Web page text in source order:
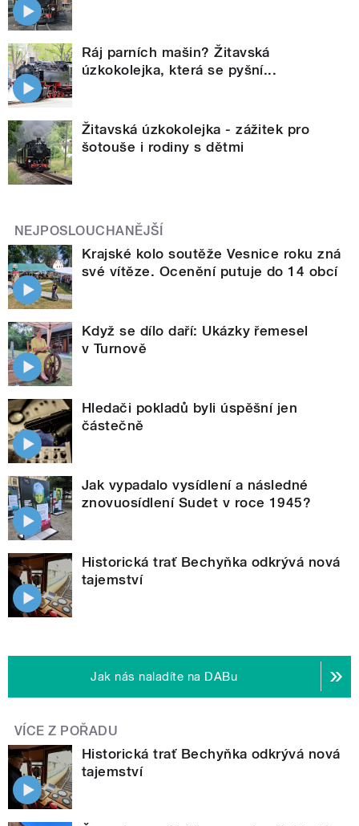
Ráj parních mašin? Žitavská
úzkokolejka, která se pyšní...
Žitavská úzkokolejka - zážitek pro
šotouše i rodiny s dětmi
NEJPOSLOUCHANĚJŠÍ
Krajské kolo soutěže Vesnice roku zná
své vítěze. Ocenění putuje do 14 obcí
Když se dílo daří: Ukázky řemesel
v Turnově
Hledači pokladů byli úspěšní jen
částečně
Jak vypadalo vysídlení a následné
znovuosídlení Sudet v roce 1945?
Historická trať Bechyňka odkrývá nová
tajemství
Jak nás naladíte na DABu
VÍCE Z POŘADU
Historická trať Bechyňka odkrývá nová
tajemství